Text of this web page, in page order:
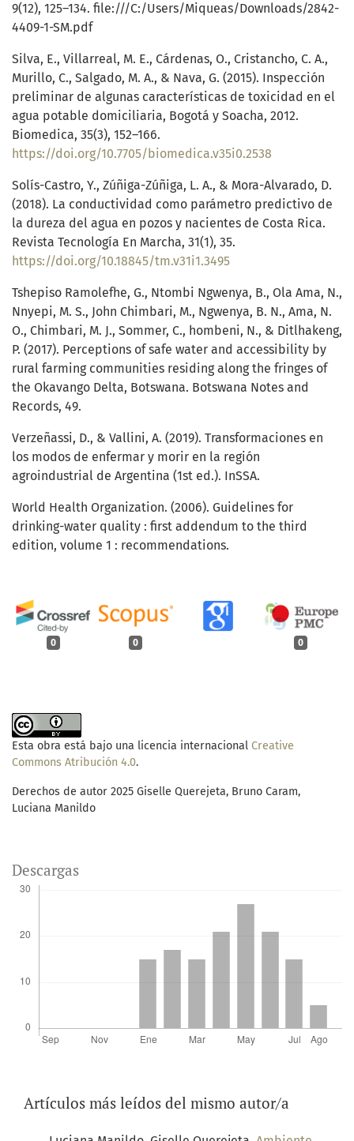
0 0 0
9(12), 125–134. file:///C:/Users/Miqueas/Downloads/2842-
4409-1-SM.pdf
Silva, E., Villarreal, M. E., Cárdenas, O., Cristancho, C. A.,
Murillo, C., Salgado, M. A., & Nava, G. (2015). Inspección
preliminar de algunas características de toxicidad en el
agua potable domiciliaria, Bogotá y Soacha, 2012.
Biomedica, 35(3), 152–166.
https://doi.org/10.7705/biomedica.v35i0.2538
Solís-Castro, Y., Zúñiga-Zúñiga, L. A., & Mora-Alvarado, D.
(2018). La conductividad como parámetro predictivo de
la dureza del agua en pozos y nacientes de Costa Rica.
Revista Tecnología En Marcha, 31(1), 35.
https://doi.org/10.18845/tm.v31i1.3495
Tshepiso Ramolefhe, G., Ntombi Ngwenya, B., Ola Ama, N.,
Nnyepi, M. S., John Chimbari, M., Ngwenya, B. N., Ama, N.
O., Chimbari, M. J., Sommer, C., hombeni, N., & Ditlhakeng,
P. (2017). Perceptions of safe water and accessibility by
rural farming communities residing along the fringes of
the Okavango Delta, Botswana. Botswana Notes and
Records, 49.
Verzeñassi, D., & Vallini, A. (2019). Transformaciones en
los modos de enfermar y morir en la región
agroindustrial de Argentina (1st ed.). InSSA.
World Health Organization. (2006). Guidelines for
drinking-water quality : first addendum to the third
edition, volume 1 : recommendations.
Esta obra está bajo una licencia internacional Creative
Commons Atribución 4.0.
Derechos de autor 2025 Giselle Querejeta, Bruno Caram,
Luciana Manildo
Descargas
Artículos más leídos del mismo autor/a